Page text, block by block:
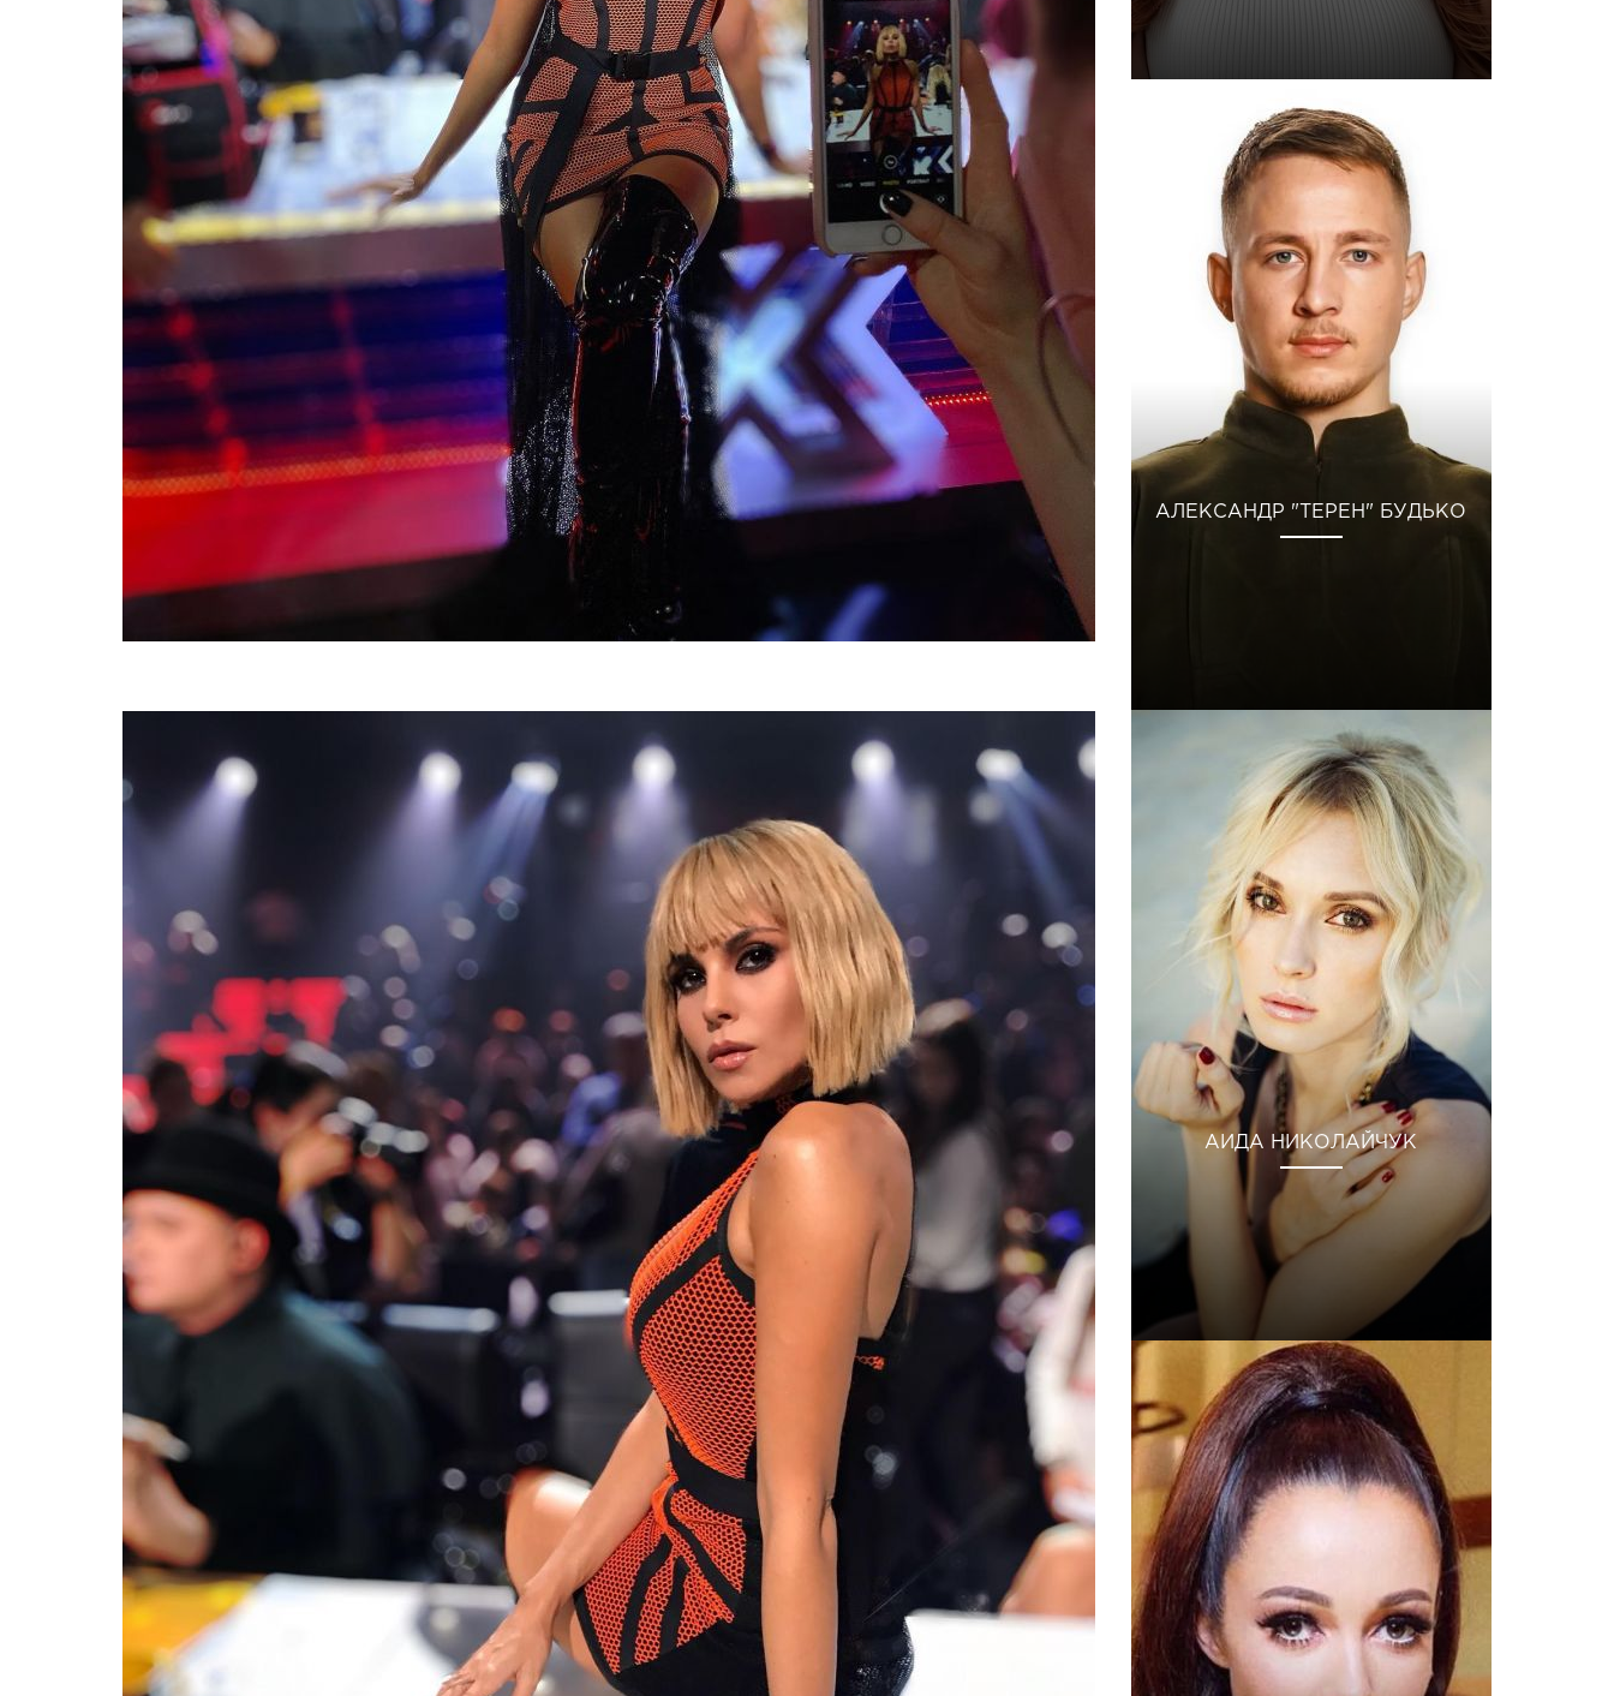
АЛЕКСАНДР "ТЕРЕН" БУДЬКО
АИДА НИКОЛАЙЧУК